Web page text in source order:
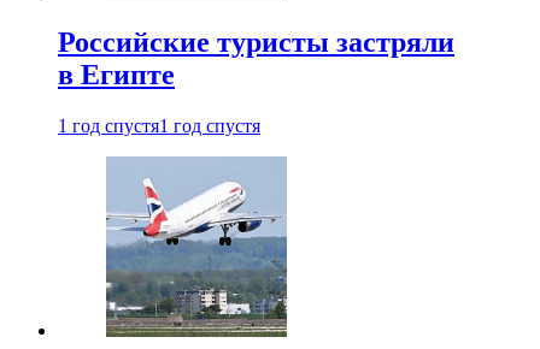
Российские туристы застряли
в Египте
1 год спустя1 год спустя